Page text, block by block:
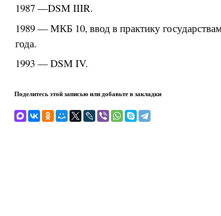
1987 —DSM IIIR.
1989 — МКБ 10, ввод в практику
года.
1993 — DSM IV.
Поделитесь этой записью или добавьте в закладки